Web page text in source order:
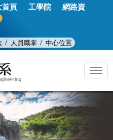
首頁 工學院
網路資
/ 人員職掌 / 中心位置